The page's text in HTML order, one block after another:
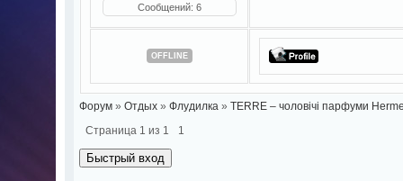
Сообщений: 6
OFFLINE
Форум » Отдых » Флудилка » TERRE – чоловічі парфуми
Страница 1 из 1 1